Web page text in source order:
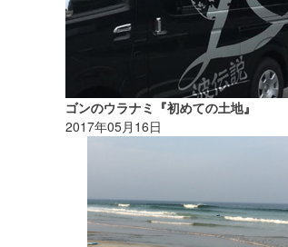
ゴンのウラナミ『初めての土地』
2017年05月16日